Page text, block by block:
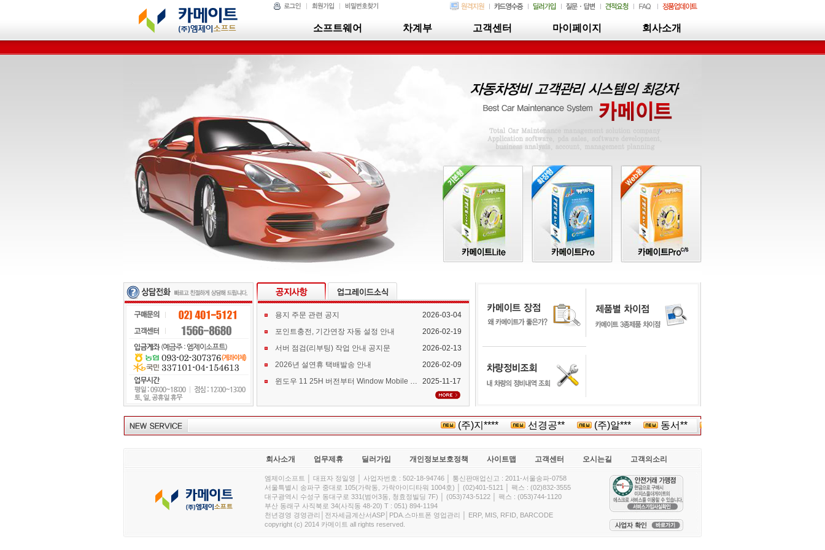
소프트웨어 차계부 고객센터 마이페이지 회사소개
용지 주문 관련 공지
2026-03-04
포인트충전, 기간연장 자동 설정 안내
2026-02-19
서버 점검(리부팅) 작업 안내 공지문
2026-02-13
2026년 설연휴 택배발송 안내
2026-02-09
윈도우 11 25H 버전부터 Window Mobile Device Center 지원 중단 안내
2025-11-17
(주)지**** 선경공** (주)알*** 동서**
회사소개 업무제휴 딜러가입 개인정보보호정책 사이트맵 고객센터 오시는길 고객의소리
엠제이소프트 │ 대표자 정일영 │ 사업자번호 : 502-18-94746 │ 통신판매업신고 : 2011-서울송파-0758
서울특별시 송파구 중대로 105(가락동, 가락아이디타워 1004호) │ (02)401-5121 │ 팩스 : (02)832-3555
대구광역시 수성구 동대구로 331(범어3동, 청효정빌딩 7F) │ (053)743-5122 │ 팩스 : (053)744-1120
부산 동래구 사직북로 34(사직동 48-20) T : 051) 894-1194
천년경영 경영관리│전자세금계산서ASP│PDA.스마트폰 영업관리 │ ERP, MIS, RFID, BARCODE
copyright (c) 2014 카메이트 all rights reserved.